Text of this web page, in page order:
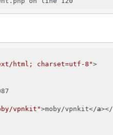
html; charset=utf-8">
vpnkit">moby/vpnkit</a></